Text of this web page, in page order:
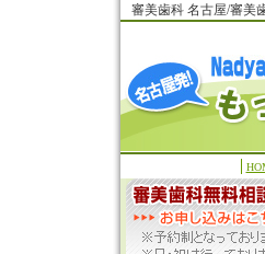
審美歯科 名古屋/審美